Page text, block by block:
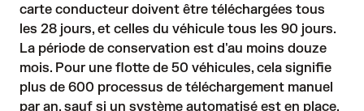
carte conducteur doivent être téléchargées tous
les 28 jours, et celles du véhicule tous les 90 jours.
La période de conservation est d'au moins douze
mois. Pour une flotte de 50 véhicules, cela signifie
plus de 600 processus de téléchargement manuel
par an, sauf si un système automatisé est en place.